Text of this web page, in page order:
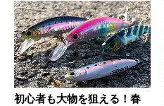
初心者も大物を狙える！春